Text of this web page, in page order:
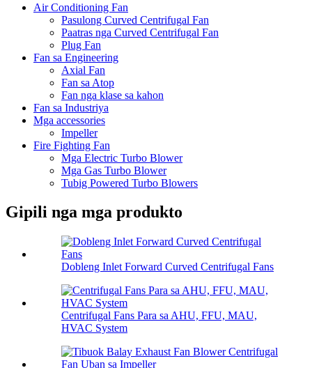
Air Conditioning Fan
Pasulong Curved Centrifugal Fan
Paatras nga Curved Centrifugal Fan
Plug Fan
Fan sa Engineering
Axial Fan
Fan sa Atop
Fan nga klase sa kahon
Fan sa Industriya
Mga accessories
Impeller
Fire Fighting Fan
Mga Electric Turbo Blower
Mga Gas Turbo Blower
Tubig Powered Turbo Blowers
Gipili nga mga produkto
Dobleng Inlet Forward Curved Centrifugal Fans
Centrifugal Fans Para sa AHU, FFU, MAU,
HVAC System